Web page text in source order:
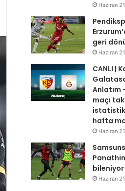
Haziran
geri
Haziran
CANLI |
Anlatım
maçı
hafta
Haziran
bileniyor
Haziran